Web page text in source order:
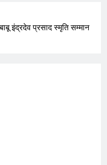
इंद्रदेव प्रसाद स्मृति सम्मान